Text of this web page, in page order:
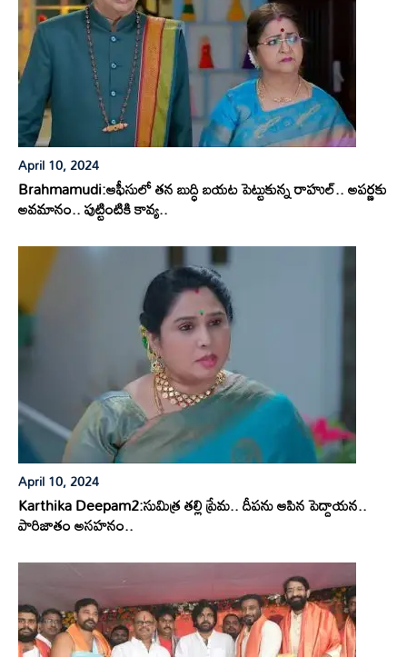
April 10, 2024
Brahmamudi:ఆఫీసులో తన బుద్ధి బయట పెట్టుకున్న రాహుల్.. అపర్ణకు
అవమానం.. పుట్టింటికి కావ్య..
April 10, 2024
Karthika Deepam2:సుమిత్ర తల్లి ప్రేమ.. దీపను ఆపిన పెద్దాయన..
పారిజాతం అసహనం..